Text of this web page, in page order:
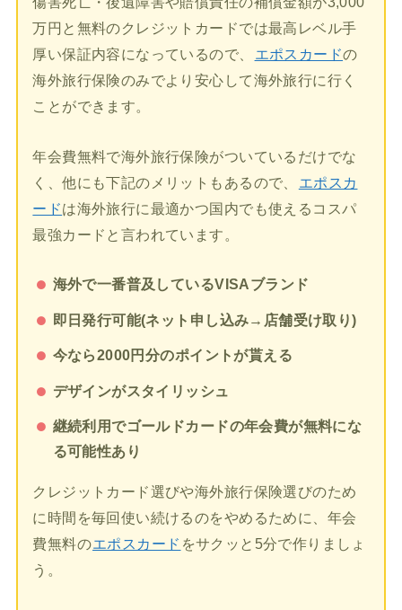
万円と無料のクレジットカードでは最高レベル手
厚い保証内容になっているので、
エポスカードの
海外旅行保険のみでより安心して海外旅行に行く
ことができます。
年会費無料で海外旅行保険がついているだけでな
く、他にも下記のメリットもあるので、
エポスカ
ードは海外旅行に最適かつ国内でも使えるコスパ
最強カードと言われています。
海外で一番普及しているVISAブランド
即日発行可能(ネット申し込み→店舗受け取り)
今なら2000円分のポイントが貰える
デザインがスタイリッシュ
継続利用でゴールドカードの年会費が無料にな
る可能性あり
クレジットカード選びや海外旅行保険選びのため
に時間を毎回使い続けるのをやめるために、年会
費無料のエポスカード をサクッと5分で作りましょ
う。